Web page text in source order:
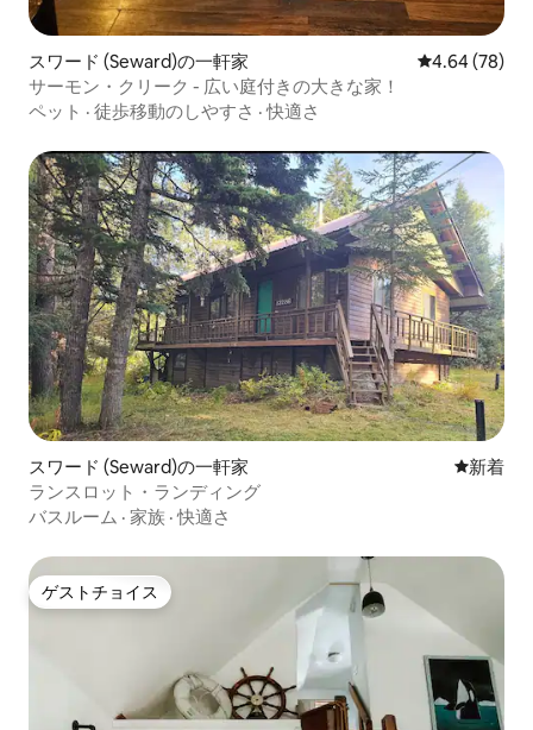
スワード (Seward)の一軒家 レビュー78
4.64 (78)
サーモン・クリーク - 広い庭付きの大きな家！
ペット · 徒歩移動のしやすさ ·快適さ
スワード (Seward)の一軒家 新しい宿
新着
ランスロット・ランディング
バスルーム · 家族 ·快適さ
ゲストチョイス
ゲストチョイス